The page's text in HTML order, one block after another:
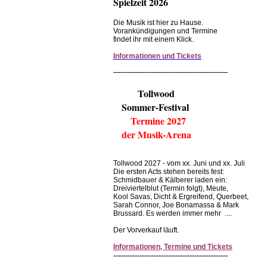
Die Musik ist hier zu Hause.
Vorankündigungen und Termine
findet ihr mit einem Klick.
Informationen und Tickets
------------------------------------------------
Tollwood
Sommer-Festival
Termine 2027
der Musik-Arena
Tollwood 2027 - vom xx. Juni und xx. Juli
Die ersten Acts stehen bereits fest:
Schmidbauer & Kälberer laden ein:
Dreiviertelblut (Termin folgt), Meute,
Kool Savas, Dicht & Ergreifend, Querbeet,
Sarah Connor, Joe Bonamassa & Mark
Brussard. Es werden immer mehr ....
Der Vorverkauf läuft.
Informationen, Termine und Tickets
------------------------------------------------